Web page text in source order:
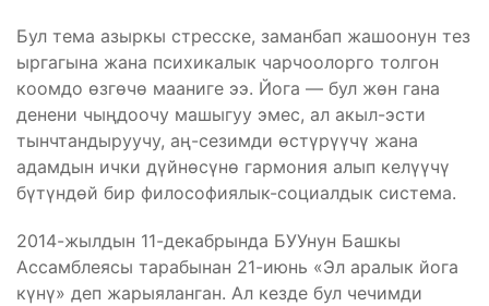
Бул тема азыркы стресске, заманбап жашоонун тез
ыргагына жана психикалык чарчоолорго толгон
коомдо өзгөчө мааниге ээ. Йога — бул жөн гана
денени чыңдоочу машыгуу эмес, ал акыл-эсти
тынчтандыруучу, аң-сезимди өстүрүүчү жана
адамдын ички дүйнөсүнө гармония алып келүүчү
бүтүндөй бир философиялык-социалдык система.
2014-жылдын 11-декабрында БУУнун Башкы
Ассамблеясы тарабынан 21-июнь «Эл аралык йога
күнү» деп жарыяланган. Ал кезде бул чечимди